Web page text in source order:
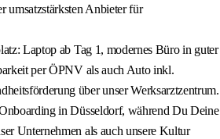
umsatzstärksten Anbieter für
Laptop ab Tag 1, modernes Büro in guter
per ÖPNV als auch Auto inkl.
über unser Werksarztzentrum.
in Düsseldorf, während Du Deine
Unternehmen als auch unsere Kultur